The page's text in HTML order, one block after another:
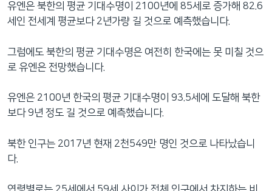
유엔은 북한의 평균 기대수명이 2100년에 85세로 증가해 82.6
세인 전세계 평균보다 2년가량 길 것으로 예측했습니다.
그럼에도 북한의 평균 기대수명은 여전히 한국에는 못 미칠 것으
로 유엔은 전망했습니다.
유엔은 2100년 한국의 평균 기대수명이 93.5세에 도달해 북한
보다 9년 정도 길 것으로 예측했습니다.
북한 인구는 2017년 현재 2천549만 명인 것으로 나타났습니
다.